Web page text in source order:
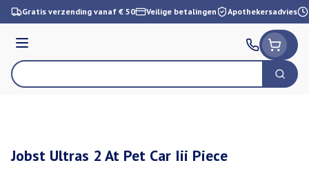
Ga naar de inhoud
Gratis verzending vanaf € 50 Veilige betalingen Apothekersadvies
Menu
Product, merk, categorie... Zoek
Jobst Ultras 2 At Pet Car Iii Piece